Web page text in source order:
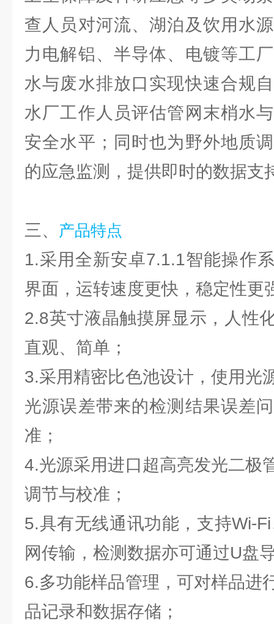
查人员对河流、湖泊及饮用水
力电解铝、半导体、电镀等工
水与废水排放口实现快速合规
水厂工作人员评估管网末梢水
安全水平；同时也为野外地质
的应急监测，提供即时的数据支
三、 产品特点
1.采用全新安卓7.1.1智能操作
界面，运转速度更快，稳定性更
2.8英寸液晶触摸屏显示，人性
直观、简单；
3.采用精密比色池设计，使用光
光源误差带来的检测结果误差
准；
4.光源采用进口超高亮发光二极
调节与校准；
5.具有无线通讯功能，支持Wi-
网传输，检测数据亦可通过U盘
6.多功能样品管理，可对样品进
品记录和数据存储；